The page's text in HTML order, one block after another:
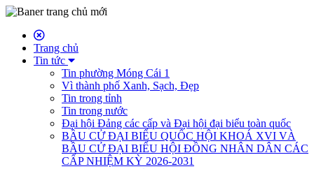
Trang chủ
Tin tức
Tin phường Móng Cái 1
Vì thành phố Xanh, Sạch, Đẹp
Tin trong tỉnh
Tin trong nước
Đại hội Đảng các cấp và Đại hội đại biểu toàn quốc
BẦU CỬ ĐẠI BIỂU QUỐC HỘI KHOÁ XVI VÀ
BẦU CỬ ĐẠI BIỂU HỘI ĐỒNG NHÂN DÂN CÁC
CẤP NHIỆM KỲ 2026-2031